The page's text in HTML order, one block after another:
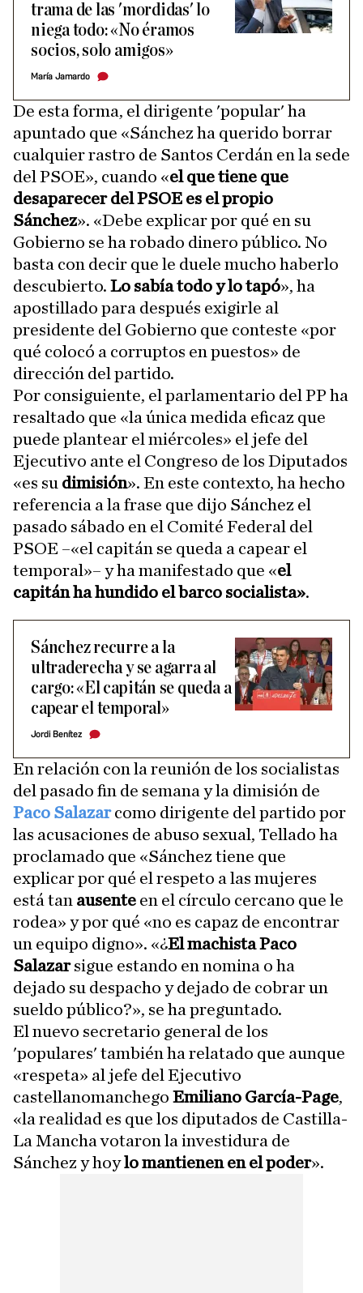
trama de las 'mordidas' lo
niega todo: «No éramos
socios, solo amigos»
María Jamardo
De esta forma, el dirigente 'popular' ha
apuntado que «Sánchez ha querido borrar
cualquier rastro de Santos Cerdán en la sede
del PSOE», cuando «el que tiene que
desaparecer del PSOE es el propio
Sánchez». «Debe explicar por qué en su
Gobierno se ha robado dinero público. No
basta con decir que le duele mucho haberlo
descubierto. Lo sabía todo y lo tapó», ha
apostillado para después exigirle al
presidente del Gobierno que conteste «por
qué colocó a corruptos en puestos» de
dirección del partido.
Por consiguiente, el parlamentario del PP ha
resaltado que «la única medida eficaz que
puede plantear el miércoles» el jefe del
Ejecutivo ante el Congreso de los Diputados
«es su dimisión». En este contexto, ha hecho
referencia a la frase que dijo Sánchez el
pasado sábado en el Comité Federal del
PSOE –«el capitán se queda a capear el
temporal»– y ha manifestado que «el
capitán ha hundido el barco socialista».
Sánchez recurre a la
ultraderecha y se agarra al
cargo: «El capitán se queda a
capear el temporal»
Jordi Benítez
En relación con la reunión de los socialistas
del pasado fin de semana y la dimisión de
Paco Salazarcomo dirigente del partido por
las acusaciones de abuso sexual, Tellado ha
proclamado que «Sánchez tiene que
explicar por qué el respeto a las mujeres
está tan ausente en el círculo cercano que le
rodea» y por qué «no es capaz de encontrar
un equipo digno». «¿El machista Paco
Salazarsigue estando en nomina o ha
dejado su despacho y dejado de cobrar un
sueldo público?», se ha preguntado.
El nuevo secretario general de los
'populares' también ha relatado que aunque
«respeta» al jefe del Ejecutivo
castellanomanchego Emiliano García-Page,
«la realidad es que los diputados de Castilla-
La Mancha votaron la investidura de
Sánchez y hoylo mantienen en el poder».